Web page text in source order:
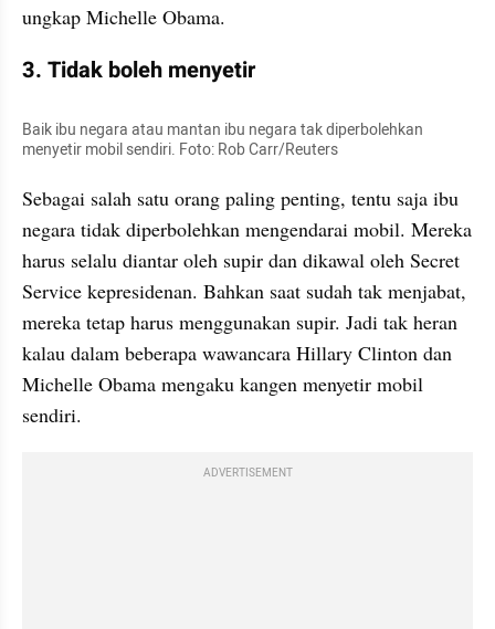
ungkap Michelle Obama.
3. Tidak boleh menyetir
Baik ibu negara atau mantan ibu negara tak diperbolehkan
menyetir mobil sendiri. Foto: Rob Carr/Reuters
Sebagai salah satu orang paling penting, tentu saja ibu
negara tidak diperbolehkan mengendarai mobil. Mereka
harus selalu diantar oleh supir dan dikawal oleh Secret
Service kepresidenan. Bahkan saat sudah tak menjabat,
mereka tetap harus menggunakan supir. Jadi tak heran
kalau dalam beberapa wawancara Hillary Clinton dan
Michelle Obama mengaku kangen menyetir mobil
sendiri.
ADVERTISEMENT